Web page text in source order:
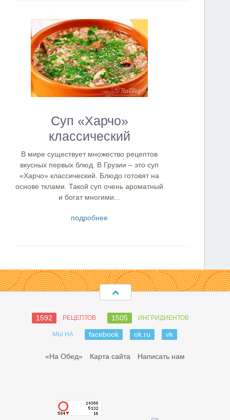
Суп «Харчо»
классический
В мире существует множество рецептов
вкусных первых блюд. В Грузии – это суп
«Харчо» классический. Блюдо готовят на
основе тклами. Такой суп очень ароматный
и богат многими...
подробнее
1592 РЕЦЕПТОВ 1505 ИНГРИДИЕНТОВ
МЫ НА facebook ok.ru vk
«На Обед» Карта сайта Написать нам